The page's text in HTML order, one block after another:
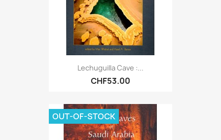
Lechuguilla Cave :...
CHF53.00
OUT-OF-STOCK